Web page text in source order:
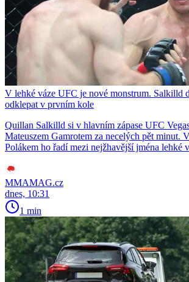
V lehké váze UFC je nové monstrum. Salkilld
odklepat v prvním kole
Quillan Salkilld si v hlavním zápase UFC
Mateuszem Gamrotem za necelých pět minut.
Polákem ho řadí mezi nejžhavější jména lehké
MMAMAG.cz
dnes, 10:31
1 min